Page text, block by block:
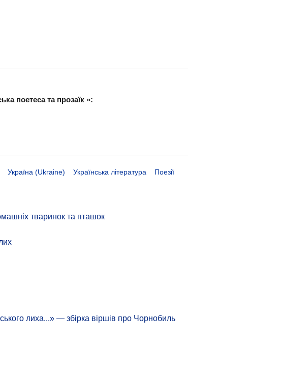
поетеса та прозаїк »:
Україна (Ukraine) Українська література
Поезії
тваринок та пташок
лиха...» — збірка віршів про Чорнобиль